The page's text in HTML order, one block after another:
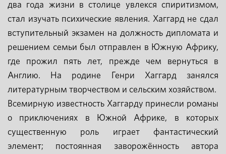
два года жизни в столице увлекся спиритизмом,
стал изучать психические явления. Хаггард не сдал
вступительный экзамен на должность дипломата и
решением семьи был отправлен в Южную Африку,
где прожил пять лет, прежде чем вернуться в
Англию. На родине Генри Хаггард занялся
литературным творчеством и сельским хозяйством.
Всемирную известность Хаггарду принесли романы
о приключениях в Южной Африке, в которых
существенную роль играет фантастический
элемент; постоянная заворожённость автора